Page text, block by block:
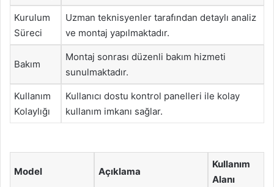
Kurulum
Süreci
Uzman teknisyenler tarafından detaylı analiz
ve montaj yapılmaktadır.
Bakım
Montaj sonrası düzenli bakım hizmeti
sunulmaktadır.
Kullanım
Kolaylığı
Kullanıcı dostu kontrol panelleri ile kolay
kullanım imkanı sağlar.
Model Açıklama
Kullanım
Alanı